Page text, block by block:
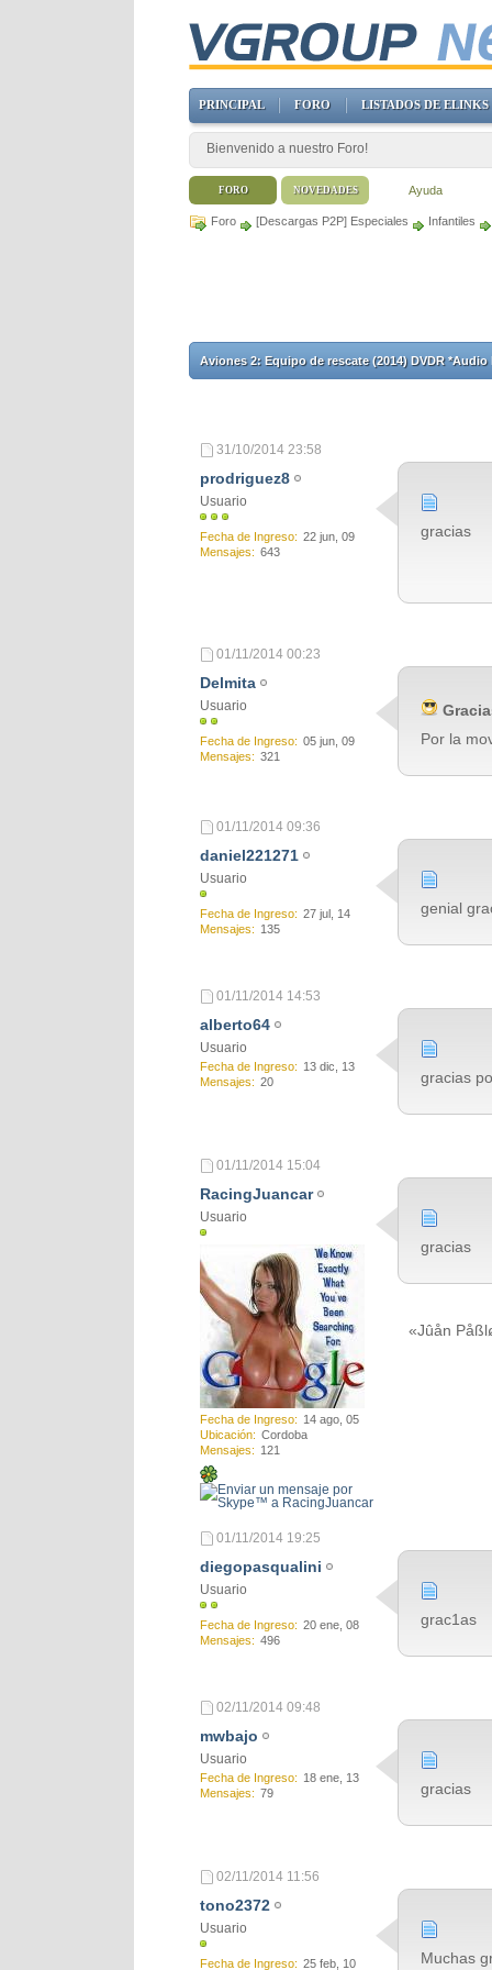
Foro [Descargas P2P] Especiales Infantiles
Aviones 2: Equipo de rescate (2014) DVDR
31/10/2014 23:58
prodriguez8
Usuario
Fecha de Ingreso
22 jun, 09
Mensajes
643
gracias
01/11/2014 00:23
Delmita
Usuario
Fecha de Ingreso
05 jun, 09
Mensajes
321
Por la
01/11/2014 09:36
daniel221271
Usuario
Fecha de Ingreso
27 jul, 14
Mensajes
135
genial
01/11/2014 14:53
alberto64
Usuario
Fecha de Ingreso
13 dic, 13
Mensajes
20 gracias
01/11/2014 15:04
RacingJuancar
Usuario
Fecha de Ingreso
14 ago, 05
Ubicación
Cordoba
Mensajes
121
gracias
«Jûån
01/11/2014 19:25
diegopasqualini
Usuario
Fecha de Ingreso
20 ene, 08
Mensajes
496
grac1as
02/11/2014 09:48
mwbajo
Usuario
Fecha de Ingreso
18 ene, 13
Mensajes
79 gracias
02/11/2014 11:56
tono2372
Usuario
Fecha de Ingreso
25 feb, 10
Muchas
PRINCIPAL FORO LISTADOS DE ELINKS
Bienvenido a nuestro Foro!
FORO Ayuda
NOVEDADES